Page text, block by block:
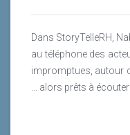
Dans StoryTelleRH,
au téléphone des
impromptues, autour
... alors prêts à